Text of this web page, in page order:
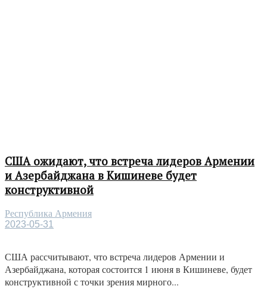
США ожидают, что встреча лидеров Армении
и Азербайджана в Кишиневе будет
конструктивной
Республика Армения
2023-05-31
США рассчитывают, что встреча лидеров Армении и
Азербайджана, которая состоится 1 июня в Кишиневе, будет
конструктивной с точки зрения мирного...